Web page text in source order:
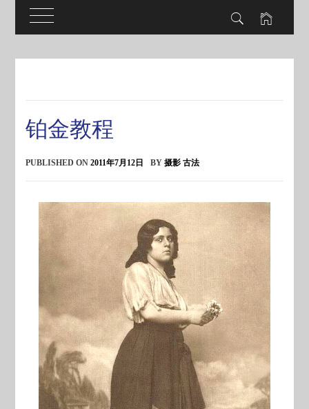
铂金教程
PUBLISHED ON2011年7月12日 BY摄影 古法